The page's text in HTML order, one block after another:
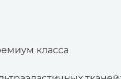
класса